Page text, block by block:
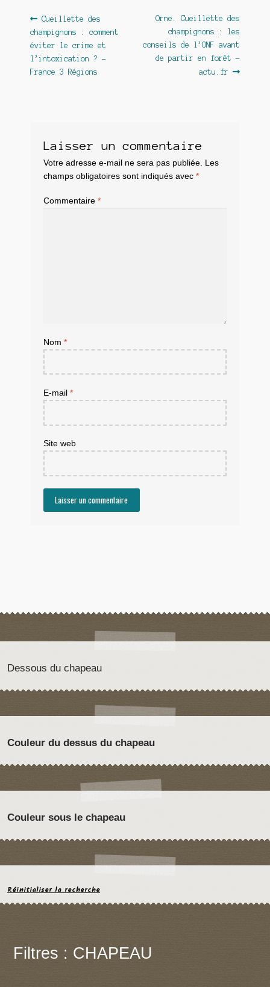
Navigation
de
l’article
Article
précédent :
Cueillette des
champignons : comment
éviter le crime et
l’intoxication ? –
France 3 Régions
Article
suivant :
Orne. Cueillette des
champignons : les
conseils de l’ONF avant
de partir en forêt –
actu.fr
Laisser un commentaire
Votre adresse e-mail ne sera pas publiée.
Les
champs obligatoires sont indiqués avec *
Commentaire *
Nom *
E-mail *
Site web
Dessous du chapeau
Couleur du dessus du chapeau
Couleur sous le chapeau
Réinitialiser la recherche
Filtres : CHAPEAU